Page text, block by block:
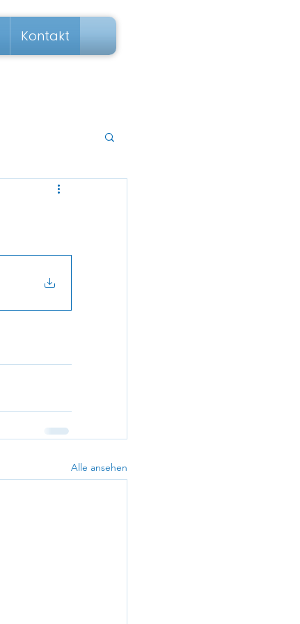
Kontakt
Alle ansehen